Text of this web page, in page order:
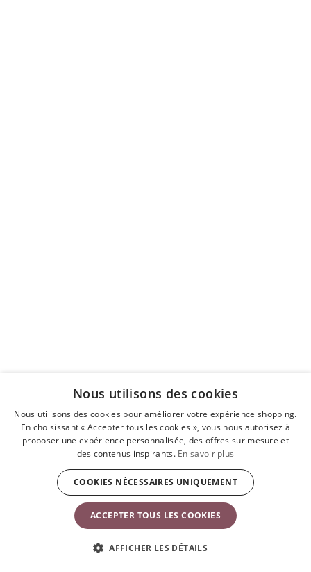
Nous utilisons des cookies
Nous utilisons des cookies pour améliorer votre expérience shopping.
En choisissant « Accepter tous les cookies », vous nous autorisez à
proposer une expérience personnalisée, des offres sur mesure et
des contenus inspirants. En savoir plus
ACCEPTER TOUS LES COOKIES
COOKIES NÉCESSAIRES UNIQUEMENT
AFFICHER LES DÉTAILS